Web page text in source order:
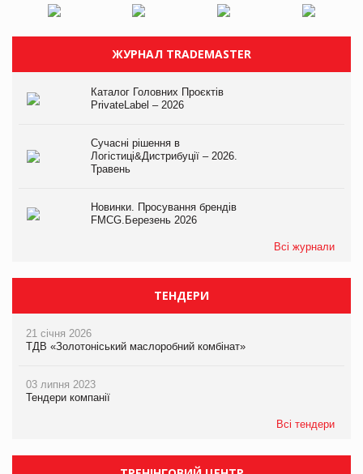
ЖУРНАЛ TRADEMASTER
Каталог Головних Проєктів
PrivateLabel – 2026
Сучасні рішення в
Логістиці&Дистрибуції – 2026.
Травень
Новинки. Просування брендів
FMCG.Березень 2026
Всі журнали
ТЕНДЕРИ
21 січня 2026
ТДВ «Золотоніський маслоробний комбінат»
03 липня 2023
Тендери компанії
Всі тендери